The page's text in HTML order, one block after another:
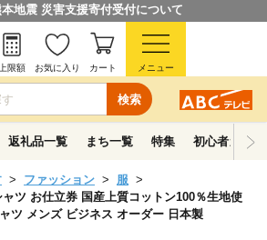
地震 災害支援寄付受付について
検索
上限額 お気に入り カート メニュー
返礼品一覧 まち一覧 特集 初心者ガイド
ファッション
服
ツ お仕立券 国産上質コットン100％生地使
ツ メンズ ビジネス オーダー 日本製